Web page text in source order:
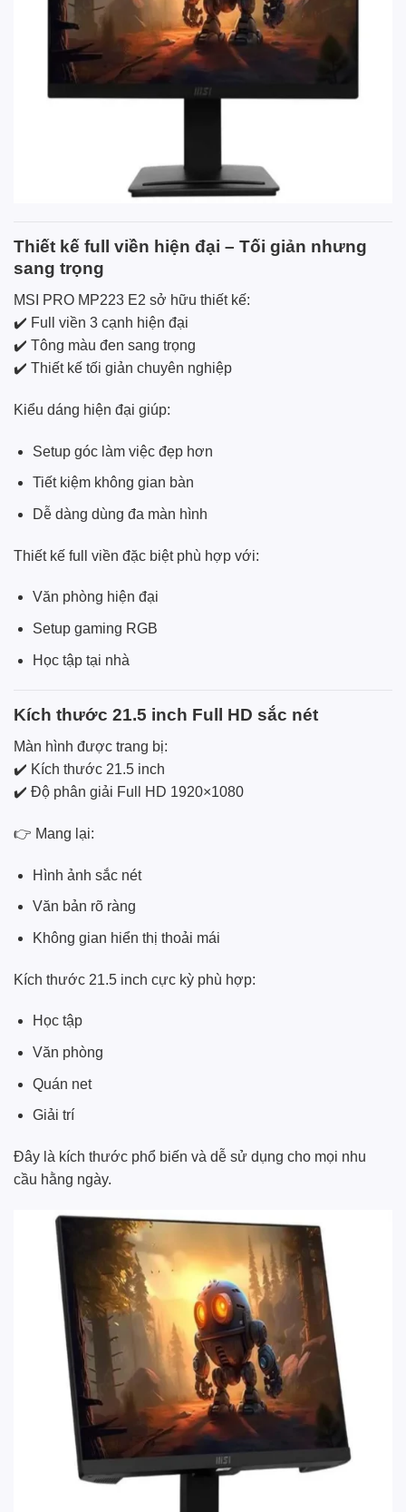
Thiết kế full viền hiện đại – Tối giản nhưng
sang trọng
MSI PRO MP223 E2 sở hữu thiết kế:
✔️ Full viền 3 cạnh hiện đại
✔️ Tông màu đen sang trọng
✔️ Thiết kế tối giản chuyên nghiệp
Kiểu dáng hiện đại giúp:
Setup góc làm việc đẹp hơn
Tiết kiệm không gian bàn
Dễ dàng dùng đa màn hình
Thiết kế full viền đặc biệt phù hợp với:
Văn phòng hiện đại
Setup gaming RGB
Học tập tại nhà
Kích thước 21.5 inch Full HD sắc nét
Màn hình được trang bị:
✔️ Kích thước 21.5 inch
✔️ Độ phân giải Full HD 1920×1080
👉 Mang lại:
Hình ảnh sắc nét
Văn bản rõ ràng
Không gian hiển thị thoải mái
Kích thước 21.5 inch cực kỳ phù hợp:
Học tập
Văn phòng
Quán net
Giải trí
Đây là kích thước phổ biến và dễ sử dụng cho mọi nhu
cầu hằng ngày.